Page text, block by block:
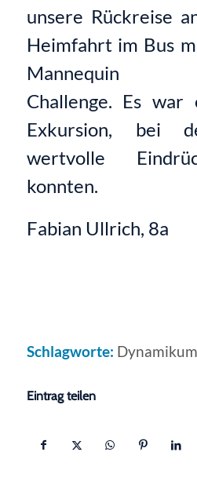
unsere Rückreise
Heimfahrt im Bus
Mannequin
Challenge. Es war
Exkursion, bei
wertvolle
konnten.
Fabian Ullrich, 8a
Schlagworte: Dynamikum
Eintrag teilen